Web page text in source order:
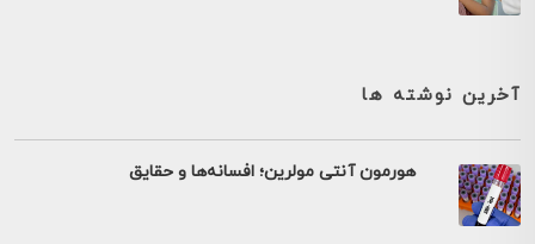
آخرین نوشته ها
هورمون آنتی مولرین؛ افسانه‌ها و حقایق